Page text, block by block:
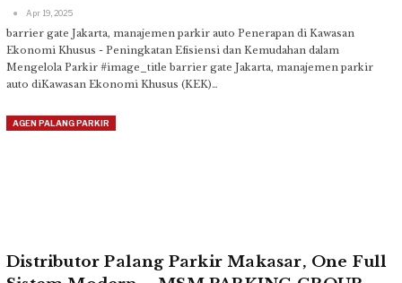
Apr 19, 2025
barrier gate Jakarta, manajemen parkir auto Penerapan di Kawasan
Ekonomi Khusus - Peningkatan Efisiensi dan Kemudahan dalam
Mengelola Parkir #image_title barrier gate Jakarta, manajemen parkir
auto diKawasan Ekonomi Khusus (KEK)…
AGEN PALANG PARKIR
Distributor Palang Parkir Makasar, One Full